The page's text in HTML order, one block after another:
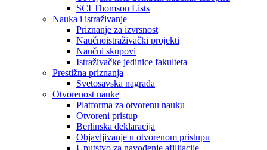
SCI Thomson Lists
Nauka i istraživanje
Priznanje za izvrsnost
Naučnoistraživački projekti
Naučni skupovi
Istraživačke jedinice fakulteta
Prestižna priznanja
Svetosavska nagrada
Otvorenost nauke
Platforma za otvorenu nauku
Otvoreni pristup
Berlinska deklaracija
Objavljivanje u otvorenom pristupu
Uputstvo za navođenje afilijacije